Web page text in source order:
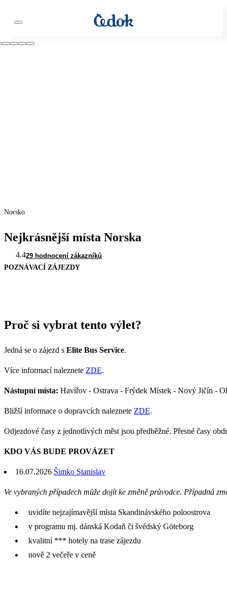
Norsko
Nejkrásnější místa Norska
4.429 hodnocení zákazníků
POZNÁVACÍ ZÁJEZDY
Proč si vybrat tento výlet?
Jedná se o zájezd s Elite Bus Service.
Více informací naleznete ZDE.
Nástupní místa: Havířov - Ostrava - Frýdek Místek - Nový Jičín -
Bližší informace o dopravcích naleznete ZDE.
Odjezdové časy z jednotlivých měst jsou předběžné. Přesné časy
KDO VÁS BUDE PROVÁZET
16.07.2026 Šimko Stanislav
Ve vybraných případech může dojít ke změně průvodce. Případná
uvidíte nejzajímavější místa Skandinávského poloostrova
v programu mj. dánská Kodaň či švédský Göteborg
kvalitní *** hotely na trase zájezdu
nově 2 večeře v ceně